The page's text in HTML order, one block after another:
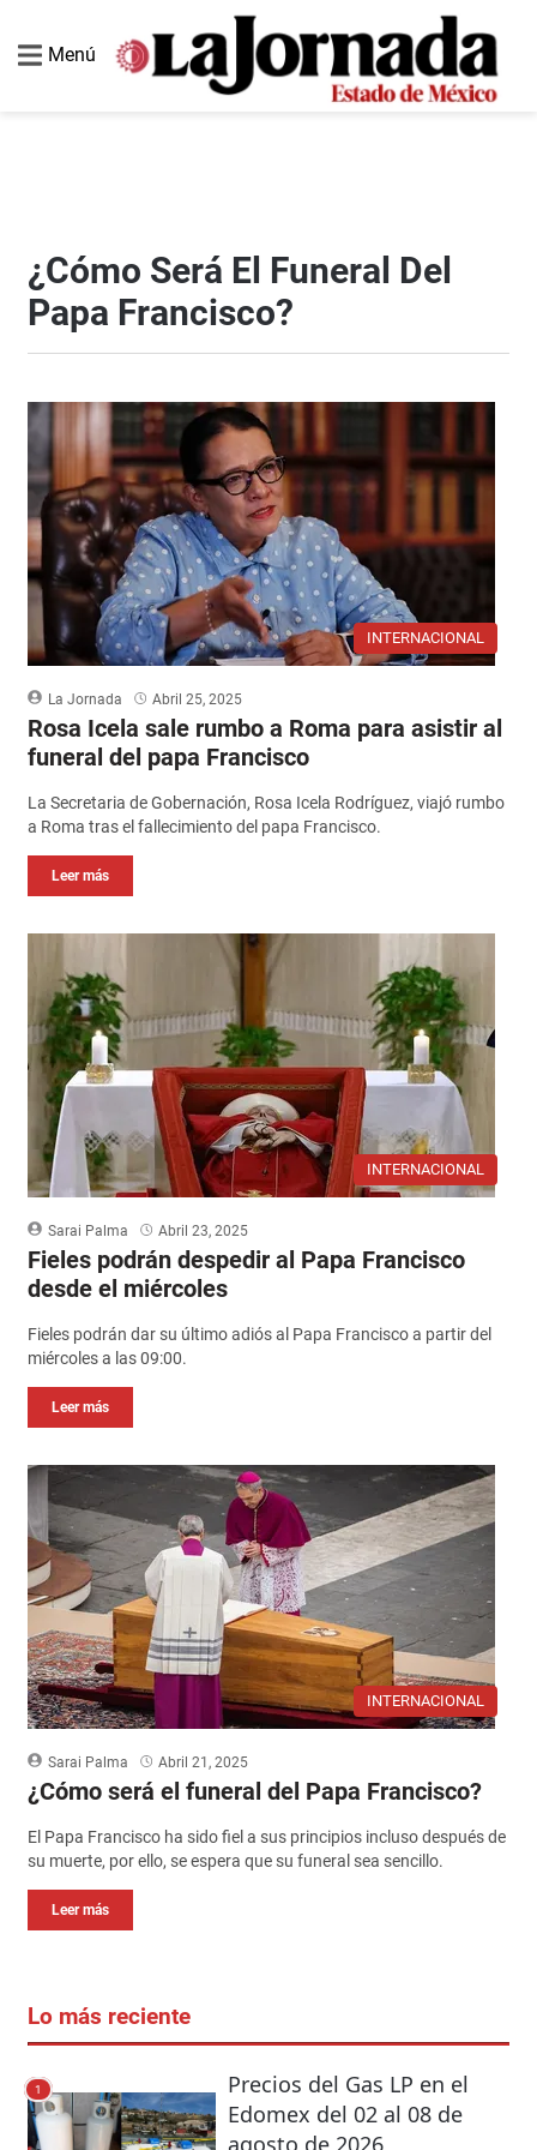
Menú
¿Cómo Será El Funeral Del
Papa Francisco?
INTERNACIONAL
La Jornada Abril 25, 2025
Rosa Icela sale rumbo a Roma para asistir al
funeral del papa Francisco
La Secretaria de Gobernación, Rosa Icela Rodríguez, viajó rumbo
a Roma tras el fallecimiento del papa Francisco.
Leer más
INTERNACIONAL
Sarai Palma Abril 23, 2025
Fieles podrán despedir al Papa Francisco
desde el miércoles
Fieles podrán dar su último adiós al Papa Francisco a partir del
miércoles a las 09:00.
Leer más
INTERNACIONAL
Sarai Palma Abril 21, 2025
¿Cómo será el funeral del Papa Francisco?
El Papa Francisco ha sido fiel a sus principios incluso después de
su muerte, por ello, se espera que su funeral sea sencillo.
Leer más
Lo más reciente
1
Precios del Gas LP en el
Edomex del 02 al 08 de
agosto de 2026